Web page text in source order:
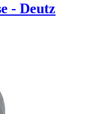
- Deutz